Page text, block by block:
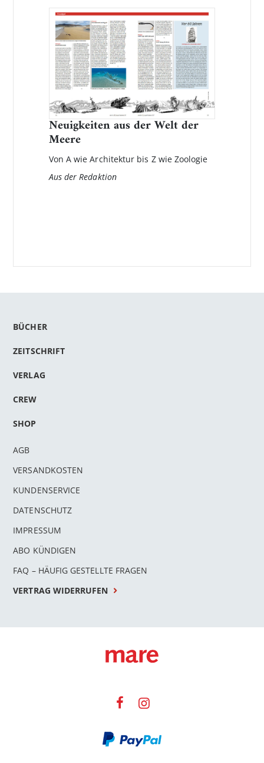
Neuigkeiten aus der Welt der
Meere
Von A wie Architektur bis Z wie Zoologie
Aus der Redaktion
BÜCHER
ZEITSCHRIFT
VERLAG
CREW
SHOP
AGB
VERSANDKOSTEN
KUNDENSERVICE
DATENSCHUTZ
IMPRESSUM
ABO KÜNDIGEN
FAQ – HÄUFIG GESTELLTE FRAGEN
VERTRAG WIDERRUFEN